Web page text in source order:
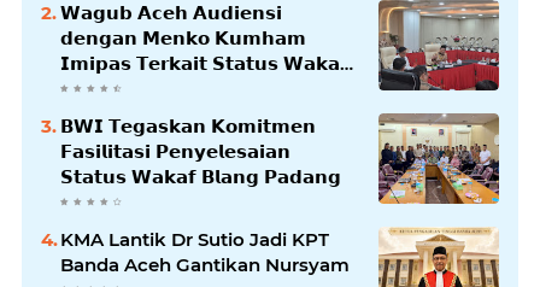
𝗪𝗮𝗴𝘂𝗯 𝗔𝗰𝗲𝗵 𝗔𝘂𝗱𝗶𝗲𝗻𝘀𝗶
𝗱𝗲𝗻𝗴𝗮𝗻 𝗠𝗲𝗻𝗸𝗼 𝗞𝘂𝗺𝗵𝗮𝗺
𝗜𝗺𝗶𝗽𝗮𝘀 𝗧𝗲𝗿𝗸𝗮𝗶𝘁 𝗦𝘁𝗮𝘁𝘂𝘀 𝗪𝗮𝗸𝗮𝗳
𝗕𝗹𝗮𝗻𝗴𝗽𝗮𝗱𝗮𝗻𝗴
𝗕𝗪𝗜 𝗧𝗲𝗴𝗮𝘀𝗸𝗮𝗻 𝗞𝗼𝗺𝗶𝘁𝗺𝗲𝗻
𝗙𝗮𝘀𝗶𝗹𝗶𝘁𝗮𝘀𝗶 𝗣𝗲𝗻𝘆𝗲𝗹𝗲𝘀𝗮𝗶𝗮𝗻
𝗦𝘁𝗮𝘁𝘂𝘀 𝗪𝗮𝗸𝗮𝗳 𝗕𝗹𝗮𝗻𝗴 𝗣𝗮𝗱𝗮𝗻𝗴
KMA Lantik Dr Sutio Jadi KPT
Banda Aceh Gantikan Nursyam